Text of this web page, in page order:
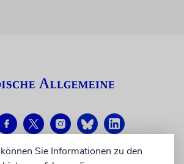
Sie Informationen zu den